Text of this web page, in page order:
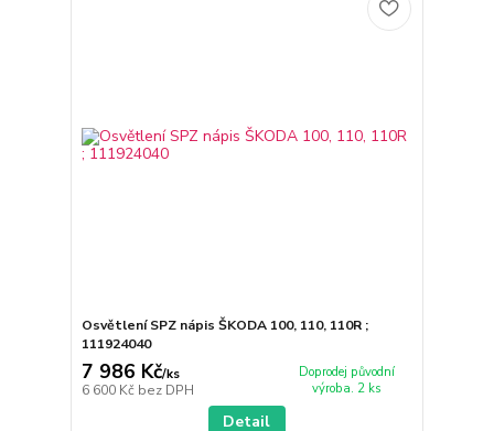
Osvětlení SPZ nápis ŠKODA 100, 110, 110R ;
111924040
7 986 Kč/ks
6 600 Kč bez DPH
Doprodej původní
výroba. 2 ks
Detail